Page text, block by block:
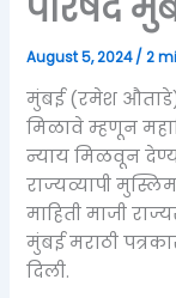
August 5, 2024/2
मुंबई (रमेश औताडे)
मिळावे म्हणून
न्याय मिळवून
राज्यव्यापी
माहिती माजी
मुंबई मराठी
दिली.